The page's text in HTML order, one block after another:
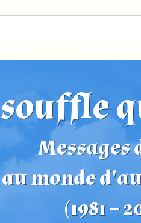
Messages
au monde
(1981 –